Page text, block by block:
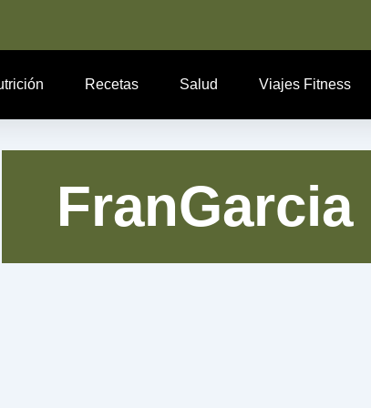
Recetas Salud Viajes Fitness
FranGarcia